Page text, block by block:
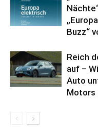
Buzz“
Reich
auf –
Auto
Motors